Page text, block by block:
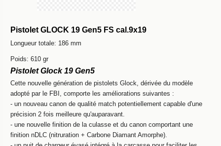
Pistolet GLOCK 19 Gen5 FS cal.9x19
Longueur totale: 186 mm
Poids: 610 gr
Pistolet Glock 19 Gen5
Cette nouvelle génération de pistolets Glock, dérivée du modèle
adopté par le FBI, comporte les améliorations suivantes :
- un nouveau canon de qualité match potentiellement capable d'une
précision 2 fois meilleure qu'auparavant.
- une nouvelle finition de la culasse et du canon comportant une
finition nDLC (nitruration + Carbone Diamant Amorphe).